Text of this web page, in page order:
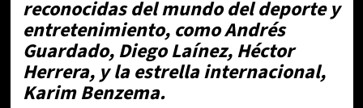
reconocidas del mundo del deporte y
entretenimiento, como Andrés
Guardado, Diego Laínez, Héctor
Herrera, y la estrella internacional,
Karim Benzema.